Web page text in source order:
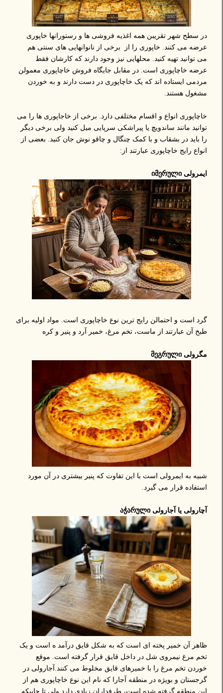
در سطح شهر تقریبن همه اغذیه فروشی ها و رستورانها خاپوری
عرضه می کنند. خاپوری را از برخی از نانوانهایی های سنتی هم
می توانید تهیه کنید. محلهایی نیز وجود دارند که کارشان فقط
عرضه خاچاپوری است. در مقابل جایگاه فروش خاچاپوری معمولن
مردمی ایستاده اند که یک خاچاپوری در دست دارند و به خوردن
مشغول هستند.
خاچاپوری انواع و اقسام مختلفی دارد. برخی از خاجاپوری ها را می
توانید مانند ساندویچ یا پیراشکی سرپایی میل کنید ولی برخی دیگر
را باید در بشقاب و با کمک چنگال و چاقو نوش جان کنید. بعضی از
انواع رایج خاچاپوری عبارتند از:
ایمرولی იმერული
گرد است و احتمالن رایج ترین نوع خاچاپوری است. مواد اولیه برای
طبخ آن عبارتند از ماست، تخم مرغ، خمیر آرد و پنیر و کره
مگرولی მეგრული
شبیه به ایمرولی است با این تفاوت که پنیر بیشتری در آن مورد
استفاده قرار می گیرد.
آچارولی یا آجارولی აჭარული
ظاهر آن خمیر پخته ای است که به شکل قایق درآمد ه است و یک
تخم مرغ نیمروی شل در داخل قایق قرار گرفته است. موقع
خوردن تخم مرغ را با خمیرهای قایق مخلوط می کنند.آجارولی در
گرجستان و بویژه در منطقه آجارا که نام این نوع خاچاپوری هم از
این منطقه گرفته شده است، طرفداران زیادی دارد ولی تا جاییکه